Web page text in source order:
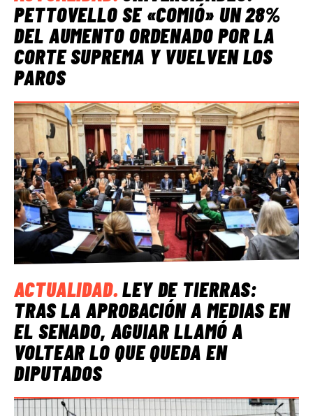
PETTOVELLO SE «COMIÓ» UN 28%
DEL AUMENTO ORDENADO POR LA
CORTE SUPREMA Y VUELVEN LOS
PAROS
ACTUALIDAD.LEY DE TIERRAS:
TRAS LA APROBACIÓN A MEDIAS EN
EL SENADO, AGUIAR LLAMÓ A
VOLTEAR LO QUE QUEDA EN
DIPUTADOS